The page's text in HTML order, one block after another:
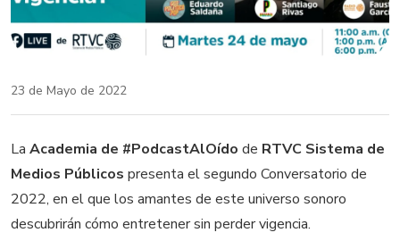
23 de Mayo de 2022
La Academia de #PodcastAlOído de RTVC Sistema de
Medios Públicos presenta el segundo Conversatorio de
2022, en el que los amantes de este universo sonoro
descubrirán cómo entretener sin perder vigencia.